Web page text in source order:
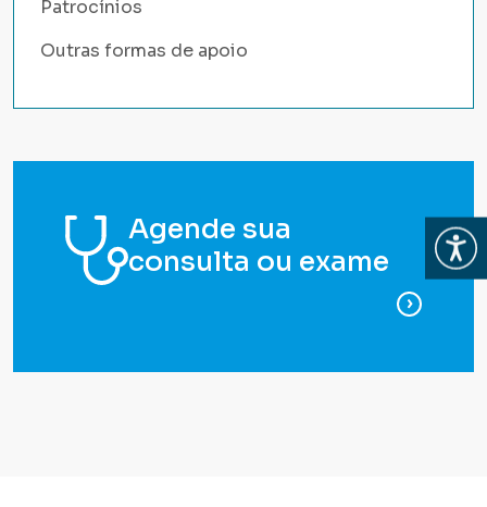
Abrir
Patrocínios
Outras formas de apoio
Agende sua
consulta ou exame
para